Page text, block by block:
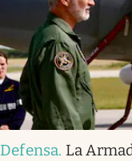
Defensa. La